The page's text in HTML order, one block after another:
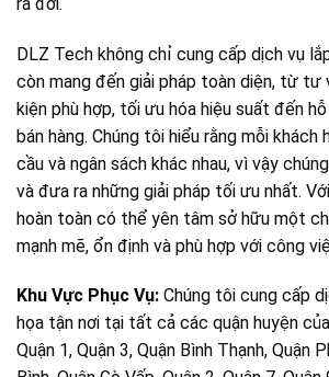
DLZ Tech không chỉ cung cấp dịch vụ
còn mang đến giải pháp toàn diện, từ tư
kiện phù hợp, tối ưu hóa hiệu suất đến
bán hàng. Chúng tôi hiểu rằng mỗi khách
cầu và ngân sách khác nhau, vì vậy
và đưa ra những giải pháp tối ưu nhất.
hoàn toàn có thể yên tâm sở hữu một
mạnh mẽ, ổn định và phù hợp với công
Khu Vực Phục Vụ: Chúng tôi cung cấp
họa tận nơi tại tất cả các quận huyện
Quận 1, Quận 3, Quận Bình Thạnh, Quận